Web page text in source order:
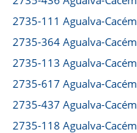
2735-111 Agualva-Cacém
2735-364 Agualva-Cacém
2735-113 Agualva-Cacém
2735-617 Agualva-Cacém
2735-437 Agualva-Cacém
2735-118 Agualva-Cacém